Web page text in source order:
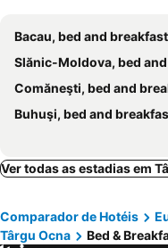
Bacau, bed and
Slănic-Moldova, bed and
Comăneşti, bed and
Buhuşi, bed and
Ver todas as estadias em
Comparador de Hotéis
Târgu Ocna
Bed &